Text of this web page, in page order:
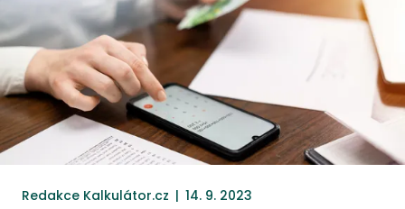
Redakce Kalkulátor.cz | 14. 9. 2023